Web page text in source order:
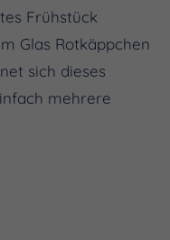
Frühstück
Glas Rotkäppchen
sich dieses
mehrere